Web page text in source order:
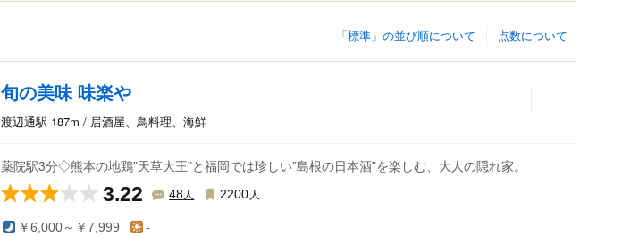
点数について
「標準」の並び順について
旬の美味 味楽や
渡辺通駅 187m / 居酒屋、鳥料理、海鮮
薬院駅3分◇熊本の地鶏”天草大王”と福岡では珍しい”島根の日本酒”を楽しむ、大人の隠れ家。
3.22 48人 2200 人
￥6,000～￥7,999 -